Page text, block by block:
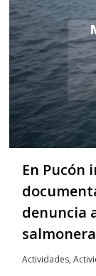
En Pucón
denuncia
salmonera
Actividades,